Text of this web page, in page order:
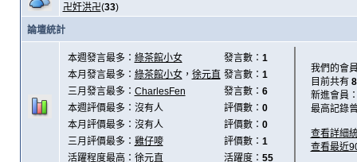
卍奸洪卍(33)
論壇統計
本週發言最多： 綠茶館小女 發言數： 1
本月發言最多： 綠茶館小女， 徐元直 發言數： 1
三月發言最多： CharlesFen 發言數： 6
本週評價最多：沒有人
評價數： 0
本月評價最多：沒有人
評價數： 0
三月評價最多： 雞仔嘜 評價數： 1
活躍程度最高： 徐元直 活躍度： 55
我們的會
目前共有
新進會員
最高記錄
查看詳細
查看最近